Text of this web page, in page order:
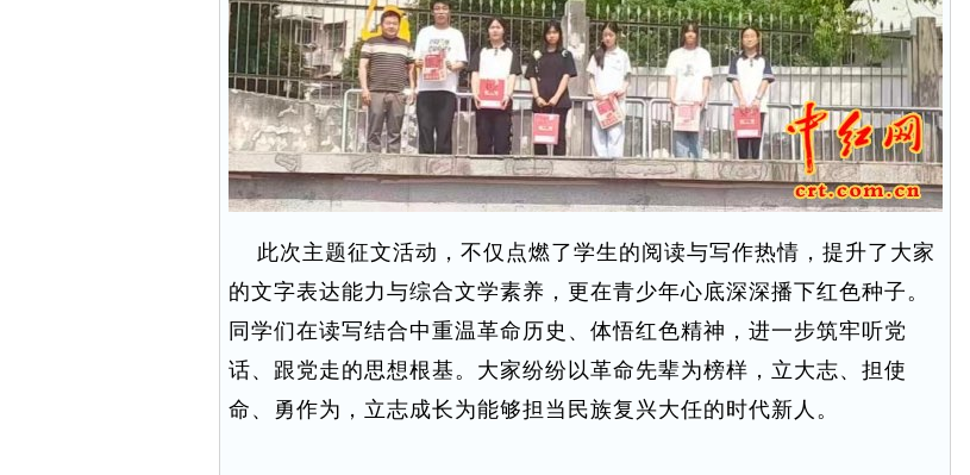
此次主题征文活动，不仅点燃了学生的阅读与写作热情，提升了大家
的文字表达能力与综合文学素养，更在青少年心底深深播下红色种子。
同学们在读写结合中重温革命历史、体悟红色精神，进一步筑牢听党
话、跟党走的思想根基。大家纷纷以革命先辈为榜样，立大志、担使
命、勇作为，立志成长为能够担当民族复兴大任的时代新人。